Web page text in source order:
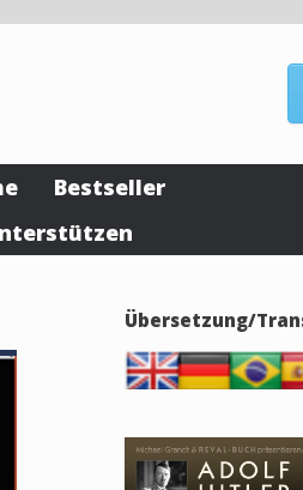
Bestseller
Übersetzung/